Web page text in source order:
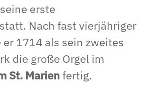
erste
Nach fast vierjähriger
1714 als sein zweites
die große Orgel im
St. Marien fertig.